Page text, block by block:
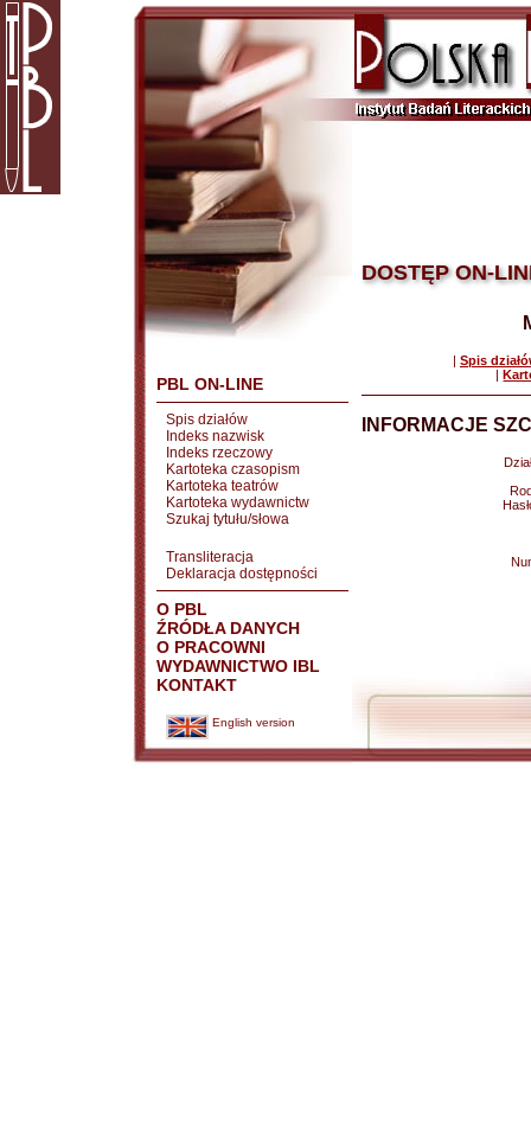
PBL ON-LINE
Spis działów
Indeks nazwisk
Indeks rzeczowy
Kartoteka czasopism
Kartoteka teatrów
Kartoteka wydawnictw
Szukaj tytułu/słowa
Transliteracja
Deklaracja dostępności
O PBL
ŹRÓDŁA DANYCH
O PRACOWNI
WYDAWNICTWO IBL
KONTAKT
English version
DOSTĘP ON-
| Spis
|
INFORMACJE